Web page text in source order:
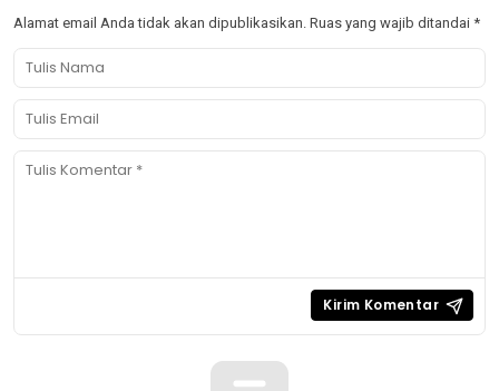
Alamat email Anda tidak akan dipublikasikan. Ruas yang wajib ditandai *